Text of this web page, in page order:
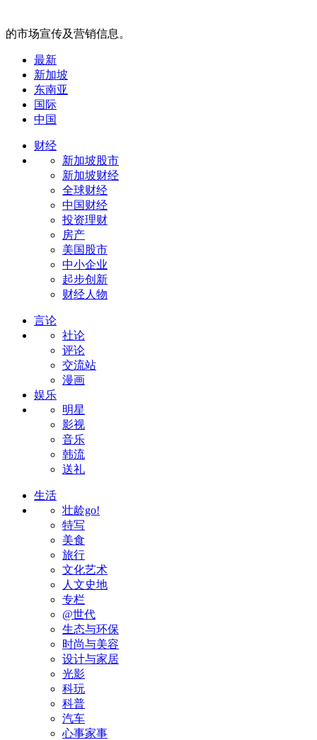
的市场宣传及营销信息。
最新
新加坡
东南亚
国际
中国
财经
新加坡股市
新加坡财经
全球财经
中国财经
投资理财
房产
美国股市
中小企业
起步创新
财经人物
言论
社论
评论
交流站
漫画
娱乐
明星
影视
音乐
韩流
送礼
生活
壮龄go!
特写
美食
旅行
文化艺术
人文史地
专栏
@世代
生态与环保
时尚与美容
设计与家居
光影
科玩
科普
汽车
心事家事